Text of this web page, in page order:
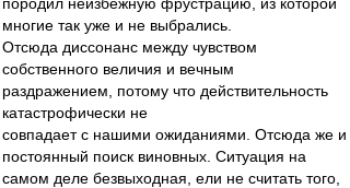
многие так уже и не выбрались.
Отсюда диссонанс между чувством
собственного величия и вечным
раздражением, потому что действительность
катастрофически не
совпадает с нашими ожиданиями. Отсюда же и
постоянный поиск виновных. Ситуация на
самом деле безвыходная, ели не считать того,